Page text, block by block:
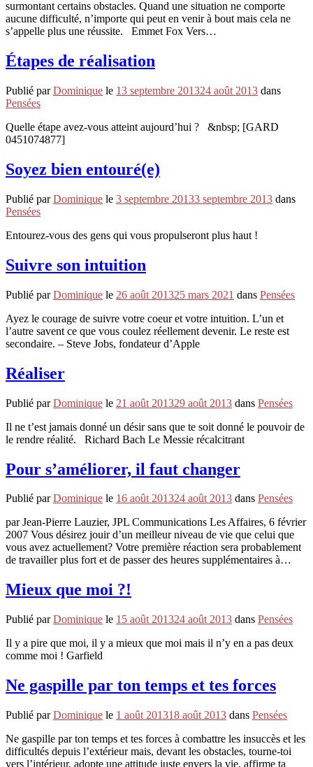
surmontant certains obstacles. Quand une situation ne comporte
aucune difficulté, n’importe qui peut en venir à bout mais cela ne
s’appelle plus une réussite. Emmet Fox Vers…
Étapes de réalisation
Publié parDominique le 13 septembre 201324 août 2013 dans
Pensées
Quelle étape avez-vous atteint aujourd’hui ? &nbsp; [GARD
0451074877]
Soyez bien entouré(e)
Publié parDominique le 3 septembre 20133 septembre 2013 dans
Pensées
Entourez-vous des gens qui vous propulseront plus haut !
Suivre son intuition
Publié parDominique le 26 août 201325 mars 2021 dans Pensées
Ayez le courage de suivre votre coeur et votre intuition. L’un et
l’autre savent ce que vous coulez réellement devenir. Le reste est
secondaire. – Steve Jobs, fondateur d’Apple
Réaliser
Publié parDominique le 21 août 201329 août 2013 dans Pensées
Il ne t’est jamais donné un désir sans que te soit donné le pouvoir de
le rendre réalité. Richard Bach Le Messie récalcitrant
Pour s’améliorer, il faut changer
Publié parDominique le 16 août 201324 août 2013 dans Pensées
par Jean-Pierre Lauzier, JPL Communications Les Affaires, 6 février
2007 Vous désirez jouir d’un meilleur niveau de vie que celui que
vous avez actuellement? Votre première réaction sera probablement
de travailler plus fort et de passer des heures supplémentaires à…
Mieux que moi ?!
Publié parDominique le 15 août 201324 août 2013 dans Pensées
Il y a pire que moi, il y a mieux que moi mais il n’y en a pas deux
comme moi ! Garfield
Ne gaspille par ton temps et tes forces
Publié parDominique le 1 août 201318 août 2013 dans Pensées
Ne gaspille par ton temps et tes forces à combattre les insuccès et les
difficultés depuis l’extérieur mais, devant les obstacles, tourne-toi
vers l’intérieur, adopte une attitude juste envers la vie, affirme ta